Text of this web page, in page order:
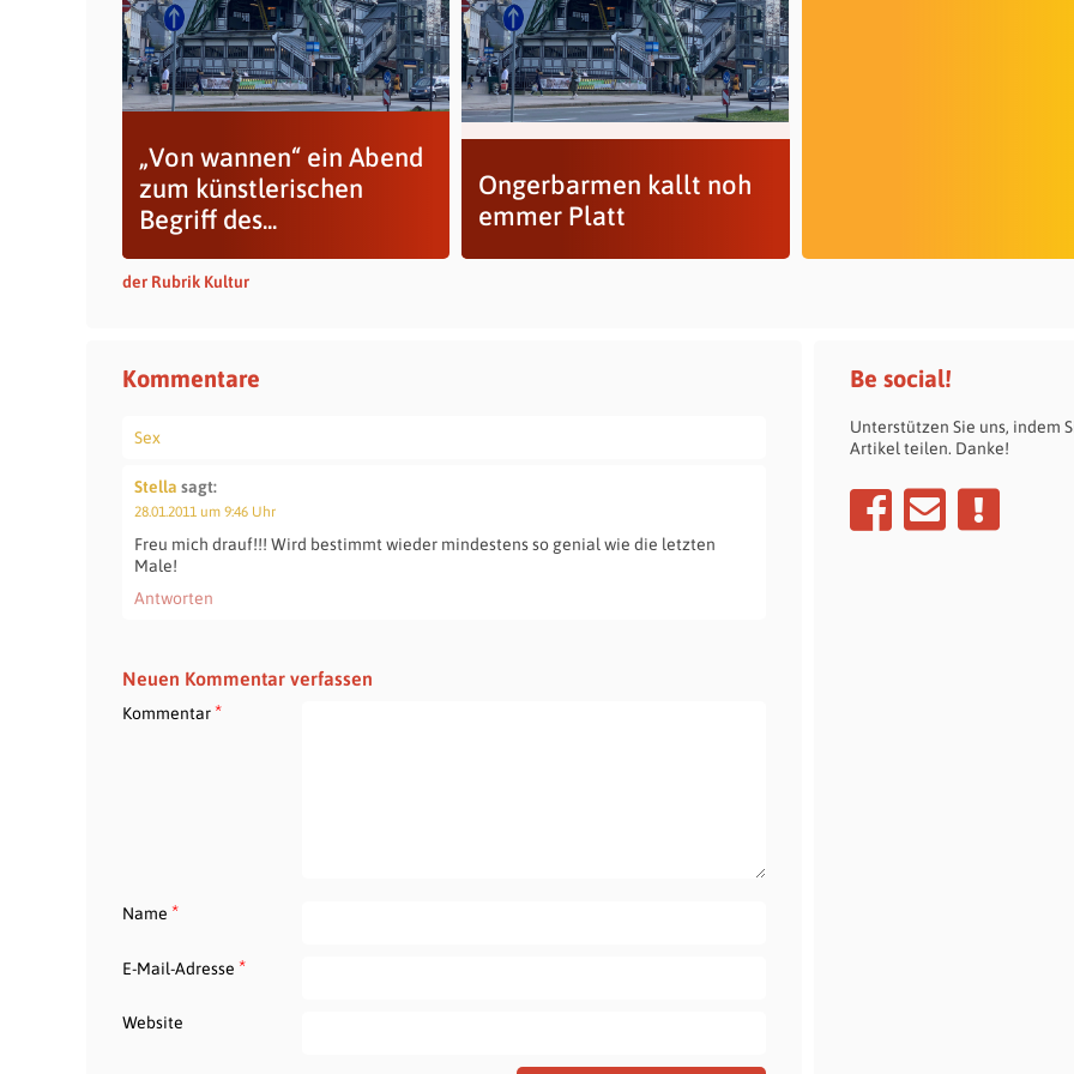
„Von wannen“ ein Abend
zum künstlerischen
Begriff des...
Ongerbarmen kallt noh
emmer Platt
der Rubrik Kultur
Kommentare
Sex
Stella sagt:
28.01.2011 um 9:46 Uhr
Freu mich drauf!!! Wird bestimmt wieder mindestens so genial wie die letzten
Male!
Antworten
Neuen Kommentar verfassen
Kommentar*
Name *
E-Mail-Adresse *
Website
Be social!
Unterstützen Sie uns, indem
Artikel teilen. Danke!